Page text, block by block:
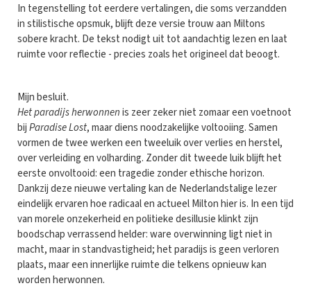
In tegenstelling tot eerdere vertalingen, die soms verzandden
in stilistische opsmuk, blijft deze versie trouw aan Miltons
sobere kracht. De tekst nodigt uit tot aandachtig lezen en laat
ruimte voor reflectie - precies zoals het origineel dat beoogt.
Mijn besluit.
Het paradijs herwonnenis zeer zeker niet zomaar een voetnoot
bijParadise Lost, maar diens noodzakelijke voltooiing. Samen
vormen de twee werken een tweeluik over verlies en herstel,
over verleiding en volharding. Zonder dit tweede luik blijft het
eerste onvoltooid: een tragedie zonder ethische horizon.
Dankzij deze nieuwe vertaling kan de Nederlandstalige lezer
eindelijk ervaren hoe radicaal en actueel Milton hier is. In een tijd
van morele onzekerheid en politieke desillusie klinkt zijn
boodschap verrassend helder: ware overwinning ligt niet in
macht, maar in standvastigheid; het paradijs is geen verloren
plaats, maar een innerlijke ruimte die telkens opnieuw kan
worden herwonnen.